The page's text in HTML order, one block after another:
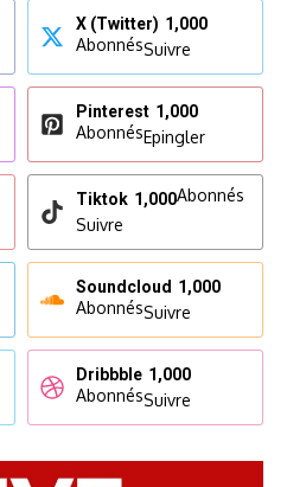
X (Twitter) 1,000
AbonnésSuivre
Pinterest 1,000
AbonnésEpingler
Tiktok 1,000Abonnés
Suivre
Soundcloud 1,000
AbonnésSuivre
Dribbble 1,000
AbonnésSuivre